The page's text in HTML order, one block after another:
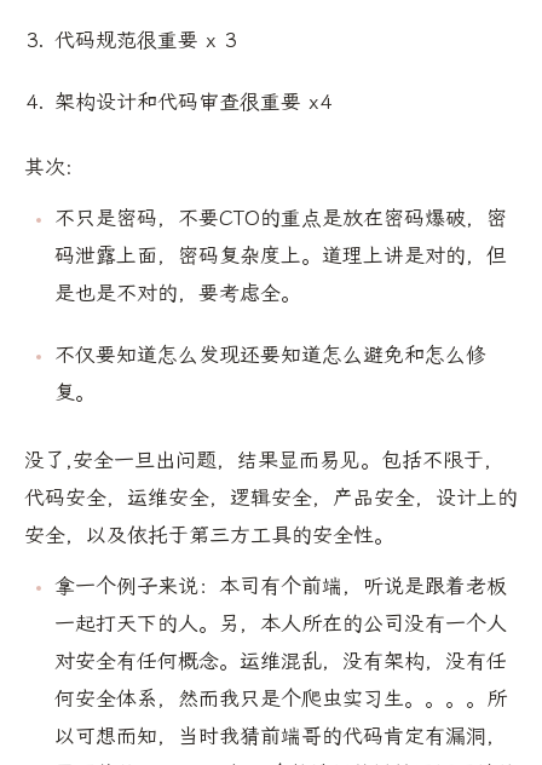
代码规范很重要 x 3
架构设计和代码审查很重要 x4
其次:
不只是密码，不要CTO的重点是放在密码爆破，密
码泄露上面，密码复杂度上。道理上讲是对的，但
是也是不对的，要考虑全。
不仅要知道怎么发现还要知道怎么避免和怎么修
复。
没了,安全一旦出问题，结果显而易见。包括不限于，
代码安全，运维安全，逻辑安全，产品安全，设计上的
安全，以及依托于第三方工具的安全性。
拿一个例子来说：本司有个前端，听说是跟着老板
一起打天下的人。另，本人所在的公司没有一个人
对安全有任何概念。运维混乱，没有架构，没有任
何安全体系，然而我只是个爬虫实习生。。。。所
以可想而知，当时我猜前端哥的代码肯定有漏洞，